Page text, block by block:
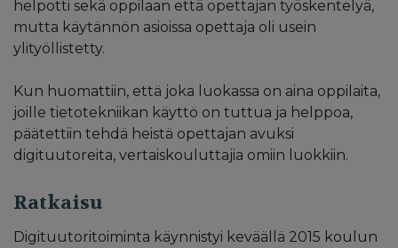
helpotti sekä oppilaan että opettajan työskentelyä,
mutta käytännön asioissa opettaja oli usein
ylityöllistetty.
Kun huomattiin, että joka luokassa on aina oppilaita,
joille tietotekniikan käyttö on tuttua ja helppoa,
päätettiin tehdä heistä opettajan avuksi
digituutoreita, vertaiskouluttajia omiin luokkiin.
Ratkaisu
Digituutoritoiminta käynnistyi keväällä 2015 koulun